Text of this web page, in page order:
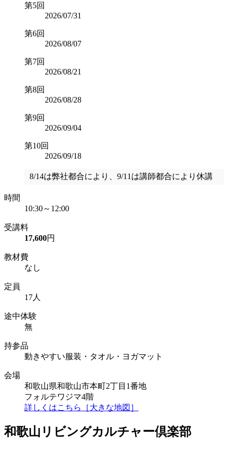
第5回
2026/07/31
第6回
2026/08/07
第7回
2026/08/21
第8回
2026/08/28
第9回
2026/09/04
第10回
2026/09/18
8/14は弊社都合により、9/11は講師都合により休講
時間
10:30～12:00
受講料
17,600円
教材費
なし
定員
17人
途中体験
無
持参品
動きやすい服装・タオル・ヨガマット
会場
和歌山県和歌山市本町2丁目1番地
フォルテワジマ4階
詳しくはこちら［大きな地図］
和歌山リビングカルチャー倶楽部